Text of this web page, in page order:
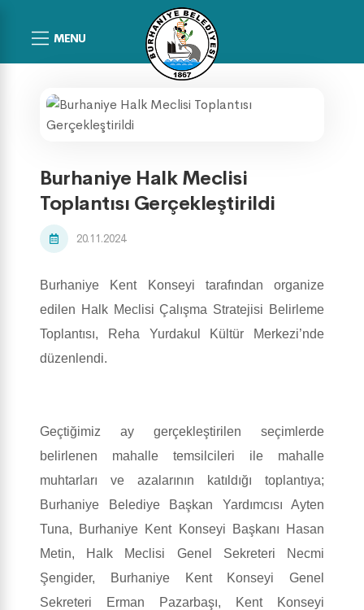
MENU
Burhaniye Halk Meclisi
Toplantısı Gerçekleştirildi
20.11.2024
Burhaniye Kent Konseyi tarafından organize
edilen Halk Meclisi Çalışma Stratejisi Belirleme
Toplantısı, Reha Yurdakul Kültür Merkezi’nde
düzenlendi.
Geçtiğimiz ay gerçekleştirilen seçimlerde
belirlenen mahalle temsilcileri ile mahalle
muhtarları ve azalarının katıldığı toplantıya;
Burhaniye Belediye Başkan Yardımcısı Ayten
Tuna, Burhaniye Kent Konseyi Başkanı Hasan
Metin, Halk Meclisi Genel Sekreteri Necmi
Şengider, Burhaniye Kent Konseyi Genel
Sekreteri Erman Pazarbaşı, Kent Konseyi